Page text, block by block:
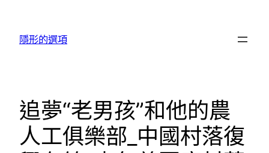
隱形的選項
追夢“老男孩”和他的農
人工俱樂部_中國村落復